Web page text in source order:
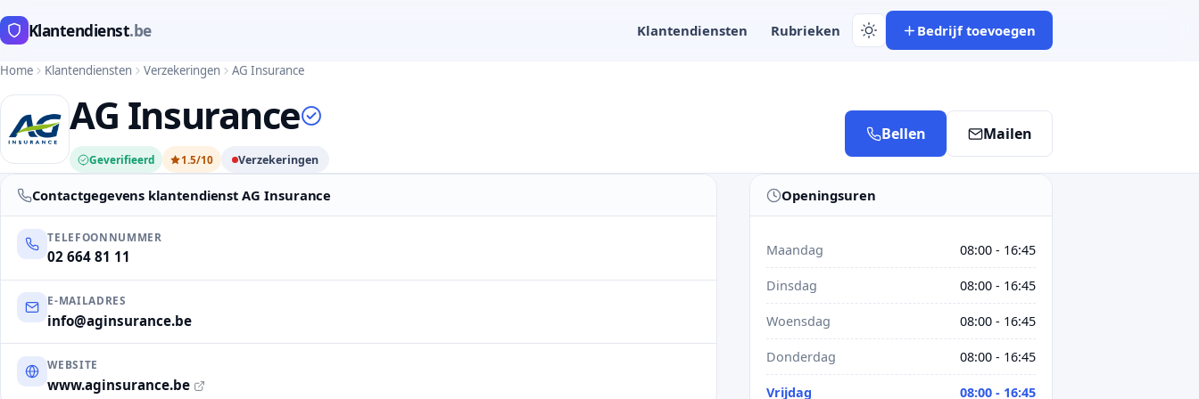
Klantendienst.be Klantendiensten Rubrieken Bedrijf toevoegen
Home Klantendiensten Verzekeringen AG Insurance
AG Insurance
Geverifieerd 1.5/10 Verzekeringen
Bellen Mailen
Contactgegevens klantendienst AG Insurance
TELEFOONNUMMER
02 664 81 11
E-MAILADRES
info@aginsurance.be
WEBSITE
www.aginsurance.be
Openingsuren
Maandag 08:00 - 16:45
Dinsdag 08:00 - 16:45
Woensdag 08:00 - 16:45
Donderdag 08:00 - 16:45
Vrijdag 08:00 - 16:45